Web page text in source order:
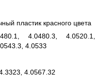
пластик красного цвета
4.0480.3, 4.0520.1,
4.0533
4.0567.32